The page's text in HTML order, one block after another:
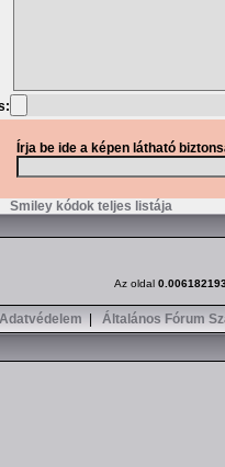
Írja be ide a képen látható
Smiley kódok teljes listája
Az oldal
Adatvédelem Általános Fórum